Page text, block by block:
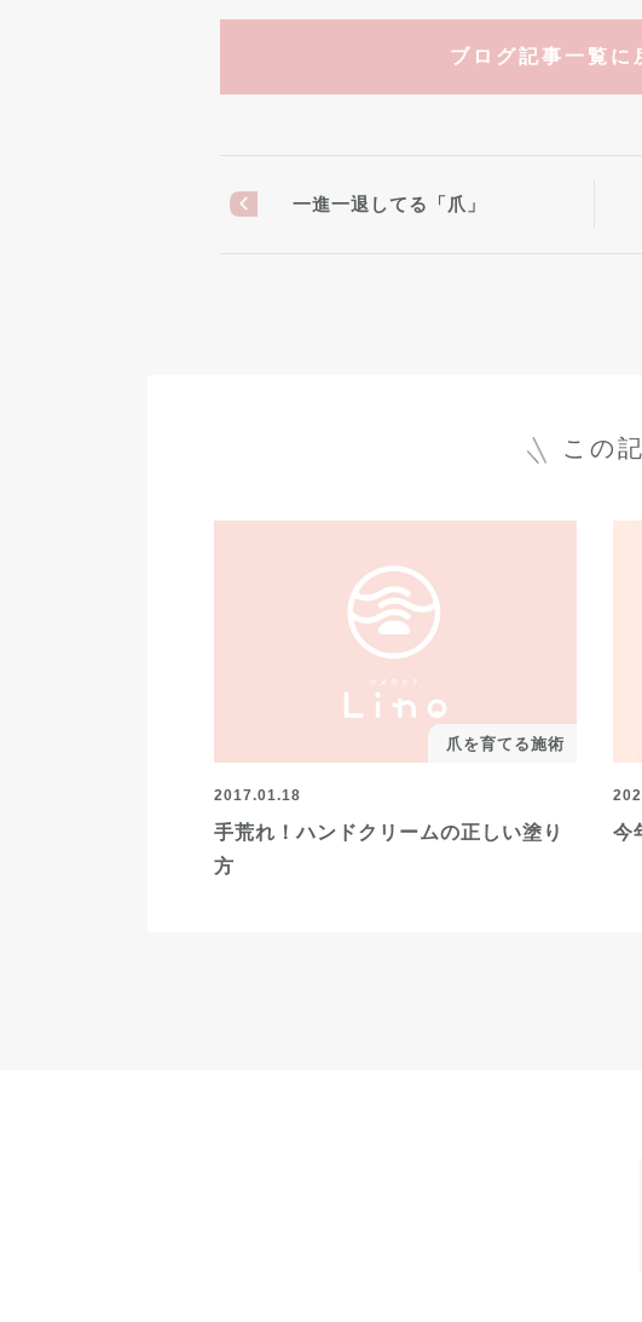
ブログ記事一覧に
一進一退してる「爪」
この
爪を育てる施術
2017.01.18
手荒れ！ハンドクリームの正しい塗り
方
今